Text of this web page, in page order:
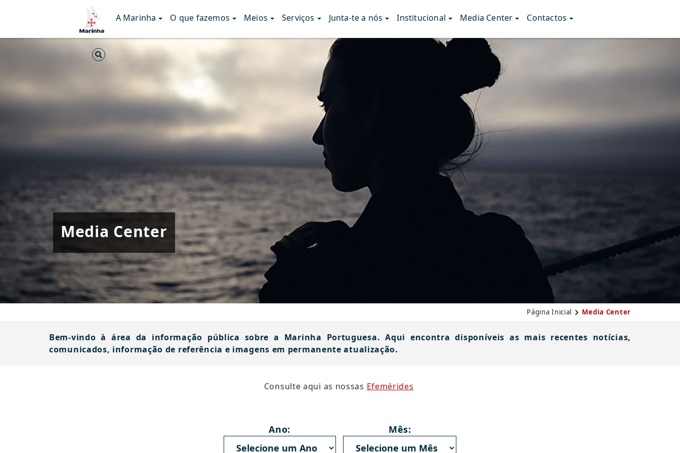
A Marinha O que fazemos Meios Serviços Junta-te a nós Institucional Media Center Contactos
Media Center
Página Inicial Media Center
Bem-vindo à área da informação pública sobre a Marinha Portuguesa. Aqui encontra disponíveis as mais recentes notícias,
comunicados, informação de referência e imagens em permanente atualização.
​Consulte aqui ​as nossas Efemé​rides​​
Ano: Mês: